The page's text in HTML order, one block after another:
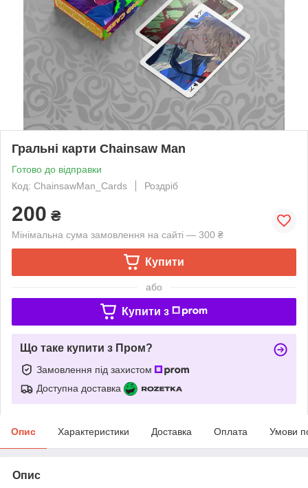
Гральні карти Chainsaw Man
Готово до відправки
Код: ChainsawMan_Cards
Роздріб
200 ₴
Мінімальна сума замовлення на сайті — 300 ₴
Купити
або
Купити з
Що таке купити з Пром?
Замовлення під захистом
Доступна доставка
Опис Характеристики Доставка Оплата Умови
Опис